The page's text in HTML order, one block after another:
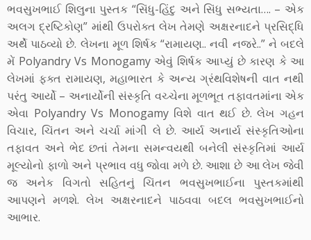
ભવસુખભાઈ શિલુના પુસ્તક “સિંધુ-હિંદુ અને સિંધુ સભ્યતા…. – એક
અલગ દ્રષ્ટિકોણ” માંથી ઉપરોક્ત લેખ તેમણે અક્ષરનાદને પ્રસિદ્ધિ
અર્થે પાઠવ્યો છે. લેખના મૂળ શિર્ષક “રામાયણ.. નવી નજરે..” ને બદલે
મેં Polyandry Vs Monogamy એવું શિર્ષક આપ્યું છે કારણ કે આ
લેખમાં ફક્ત રામાયણ, મહાભારત કે અન્ય ગ્રંથવિશેષની વાત નથી
પરંતુ આર્યો – અનાર્યોની સંસ્કૃતિ વચ્ચેના મૂળભૂત તફાવતમાંના એક
એવા Polyandry Vs Monogamy વિશે વાત થઈ છે. લેખ ગહન
વિચાર, ચિંતન અને ચર્ચા માંગી લે છે. આર્ય અનાર્ય સંસ્કૃતિઓના
તફાવત અને ભેદ છતાં તેમના સમન્વયથી બનેલી સંસ્કૃતિમાં આર્ય
મૂલ્યોનો ફાળો અને પ્રભાવ વધુ જોવા મળે છે. આશા છે આ લેખ જેવી
જ અનેક વિગતો સહિતનું ચિંતન ભવસુખભાઈના પુસ્તકમાંથી
આપણને મળશે. લેખ અક્ષરનાદને પાઠવવા બદલ ભવસુખભાઈનો
આભાર.